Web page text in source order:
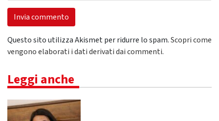
Questo sito utilizza Akismet per ridurre lo spam.Scopri come
vengono elaborati i dati derivati dai commenti.
Leggi anche